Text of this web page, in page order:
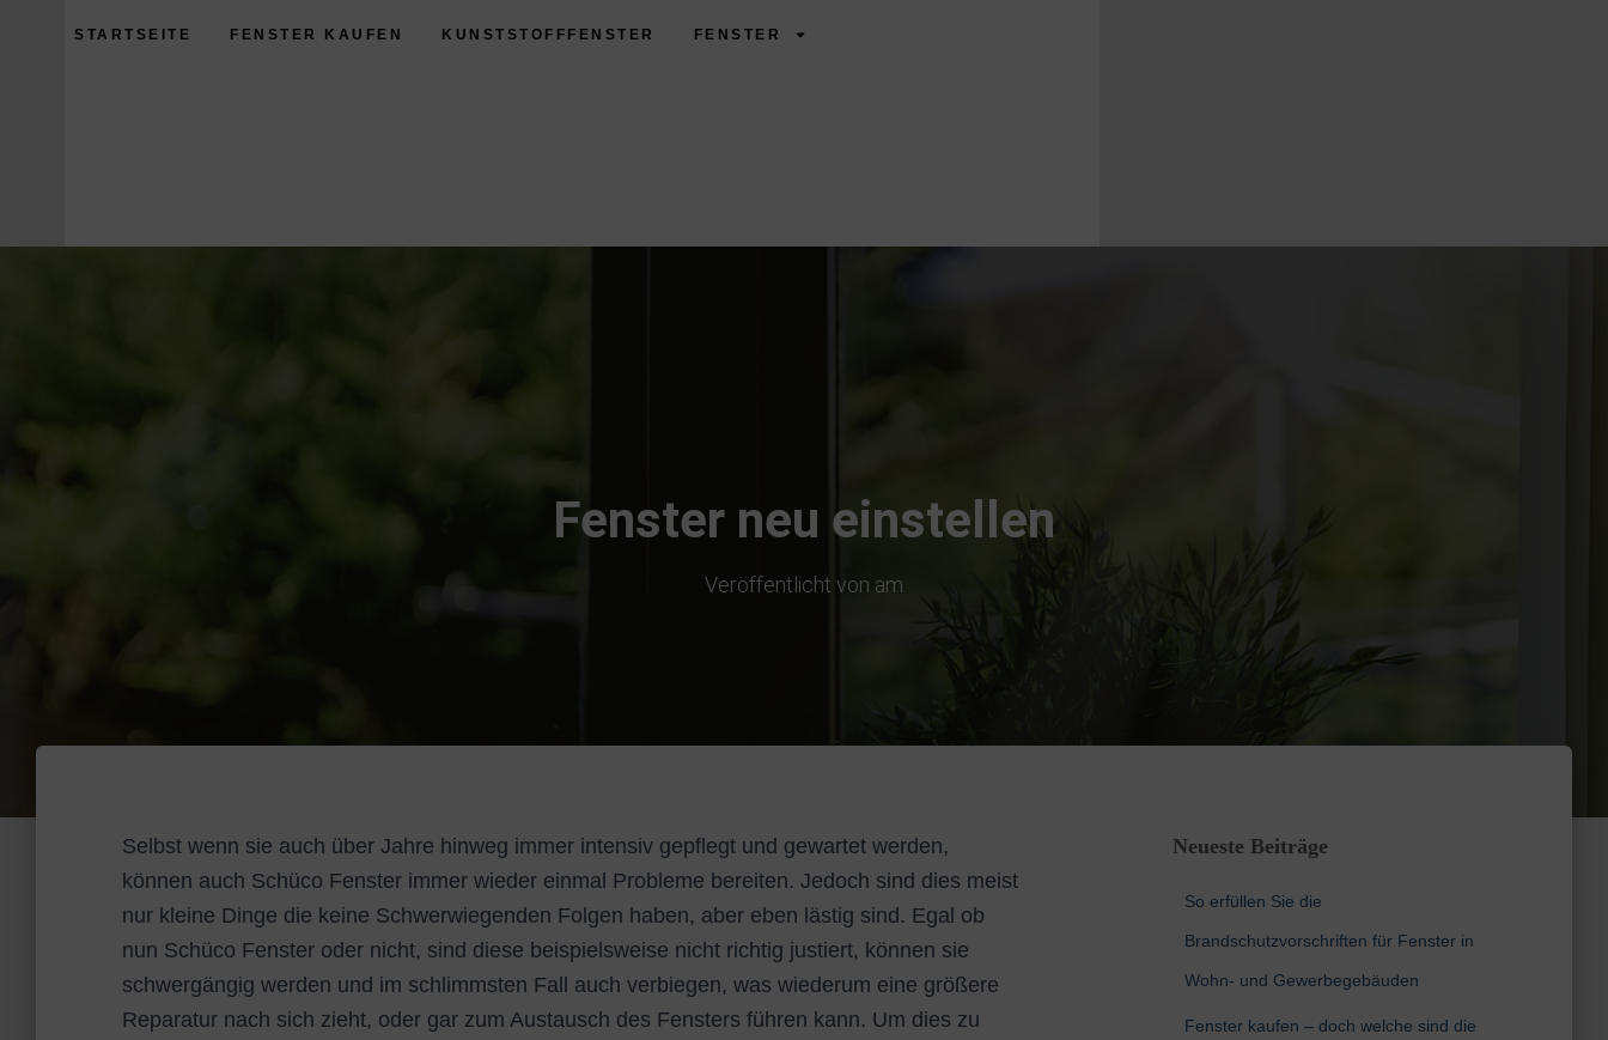
STARTSEITE FENSTER KAUFEN KUNSTSTOFFFENSTER FENSTER
Fenster neu einstellen
Veröffentlicht von am
Selbst wenn sie auch über Jahre hinweg immer intensiv gepflegt und gewartet werden,
können auch Schüco Fenster immer wieder einmal Probleme bereiten. Jedoch sind dies meist
nur kleine Dinge die keine Schwerwiegenden Folgen haben, aber eben lästig sind. Egal ob
nun Schüco Fenster oder nicht, sind diese beispielsweise nicht richtig justiert, können sie
schwergängig werden und im schlimmsten Fall auch verbiegen, was wiederum eine größere
Reparatur nach sich zieht, oder gar zum Austausch des Fensters führen kann. Um dies zu
Neueste Beiträge
So erfüllen Sie die
Brandschutzvorschriften für Fenster in
Wohn- und Gewerbegebäuden
Fenster kaufen – doch welche sind die